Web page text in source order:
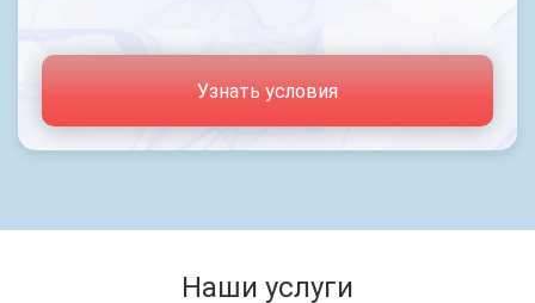
Узнать условия
Наши услуги